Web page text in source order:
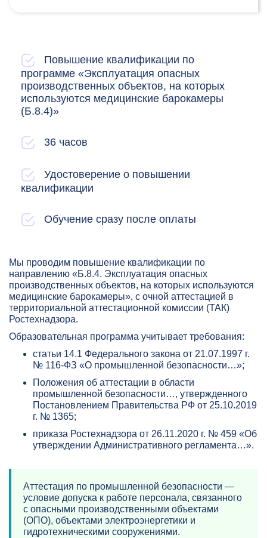
Повышение квалификации по
программе «Эксплуатация опасных
производственных объектов, на которых
используются медицинские барокамеры
(Б.8.4)»
36 часов
Удостоверение о повышении
квалификации
Обучение сразу после оплаты
Мы проводим повышение квалификации по
направлению «Б.8.4. Эксплуатация опасных
производственных объектов, на которых используются
медицинские барокамеры», с очной аттестацией в
территориальной аттестационной комиссии (ТАК)
Ростехнадзора.
Образовательная программа учитывает требования:
статьи 14.1 Федерального закона от 21.07.1997 г.
№ 116-ФЗ «О промышленной безопасности…»;
Положения об аттестации в области
промышленной безопасности…, утвержденного
Постановлением Правительства РФ от 25.10.2019
г. № 1365;
приказа Ростехнадзора от 26.11.2020 г. № 459 «Об
утверждении Административного регламента…».
Аттестация по промышленной безопасности —
условие допуска к работе персонала, связанного
с опасными производственными объектами
(ОПО), объектами электроэнергетики и
гидротехническими сооружениями.